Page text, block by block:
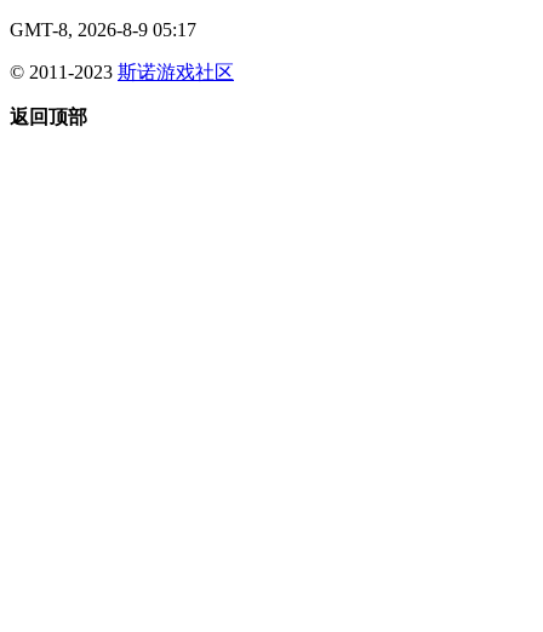
GMT-8, 2026-8-9 05:17
© 2011-2023 斯诺游戏社区
返回顶部